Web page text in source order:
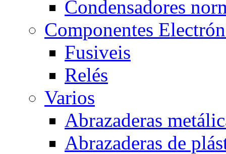
Condensadores
Componentes
Fusiveis
Relés
Varios
Abrazaderas
Abrazaderas de